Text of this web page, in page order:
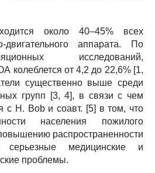
около 40–45% всех
двигательного аппарата. По
исследований,
колеблется от 4,2 до 22,6% [1,
существенно выше среди
групп [3, 4], в связи с чем
с Н. Bob и соавт. [5] в том, что
населения пожилого
распространенности
медицинские и
проблемы.